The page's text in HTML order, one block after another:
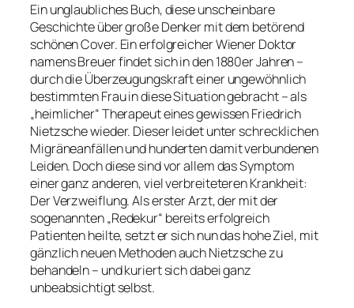
Ein unglaubliches Buch, diese unscheinbare
Geschichte über große Denker mit dem betörend
schönen Cover. Ein erfolgreicher Wiener Doktor
namens Breuer findet sich in den 1880er Jahren –
durch die Überzeugungskraft einer ungewöhnlich
bestimmten Frau in diese Situation gebracht – als
„heimlicher“ Therapeut eines gewissen Friedrich
Nietzsche wieder. Dieser leidet unter schrecklichen
Migräneanfällen und hunderten damit verbundenen
Leiden. Doch diese sind vor allem das Symptom
einer ganz anderen, viel verbreiteteren Krankheit:
Der Verzweiflung. Als erster Arzt, der mit der
sogenannten „Redekur“ bereits erfolgreich
Patienten heilte, setzt er sich nun das hohe Ziel, mit
gänzlich neuen Methoden auch Nietzsche zu
behandeln – und kuriert sich dabei ganz
unbeabsichtigt selbst.